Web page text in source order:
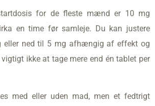
for de fleste mænd er 10 mg
en time før samleje. Du kan justere
eller ned til 5 mg afhængig af effekt og
ikke at tage mere end én tablet per
med eller uden mad, men et fedtrigt